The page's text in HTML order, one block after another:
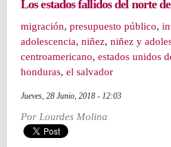
Los estados fallidos del norte
migración, presupuesto público,
adolescencia, niñez, niñez y
centroamericano, estados unidos
honduras, el salvador
Jueves, 28 Junio, 2018 - 12:03
Por Lourdes Molina